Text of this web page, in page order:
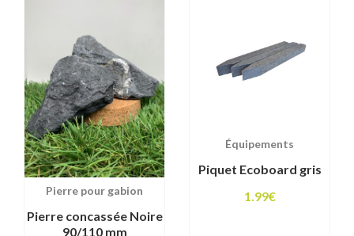
Pierre pour gabion
Pierre concassée Noire
90/110 mm
Équipements
Piquet Ecoboard gris
1.99€